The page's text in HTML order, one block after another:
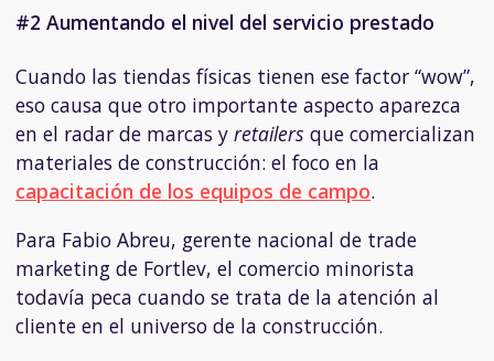
#2 Aumentando el nivel del servicio prestado
Cuando las tiendas físicas tienen ese factor “wow”,
eso causa que otro importante aspecto aparezca
en el radar de marcas y retailers que comercializan
materiales de construcción: el foco en la
capacitación de los equipos de campo.
Para Fabio Abreu, gerente nacional de trade
marketing de Fortlev, el comercio minorista
todavía peca cuando se trata de la atención al
cliente en el universo de la construcción.